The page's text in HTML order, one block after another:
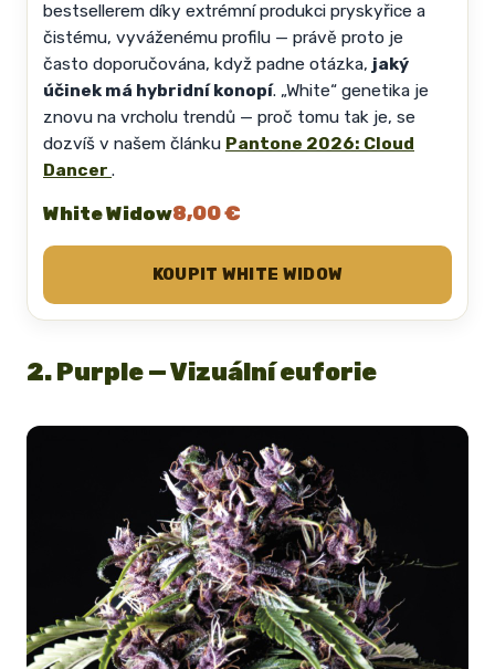
bestsellerem díky extrémní produkci pryskyřice a
čistému, vyváženému profilu — právě proto je
často doporučována, když padne otázka, jaký
účinek má hybridní konopí. „White“ genetika je
znovu na vrcholu trendů — proč tomu tak je, se
dozvíš v našem článku Pantone 2026: Cloud
Dancer .
White Widow8,00 €
KOUPIT WHITE WIDOW
2. Purple — Vizuální euforie